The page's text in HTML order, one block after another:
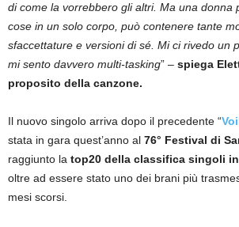
di come la vorrebbero gli altri. Ma una donna
cose in un solo corpo, può contenere tante
sfaccettature e versioni di sé. Mi ci rivedo un
mi sento davvero multi-tasking” – spiega
proposito della canzone.
Il nuovo singolo arriva dopo il precedente “
stata in gara quest’anno al 76° Festival di
raggiunto la top20 della classifica singoli in
oltre ad essere stato uno dei brani più
mesi scorsi.